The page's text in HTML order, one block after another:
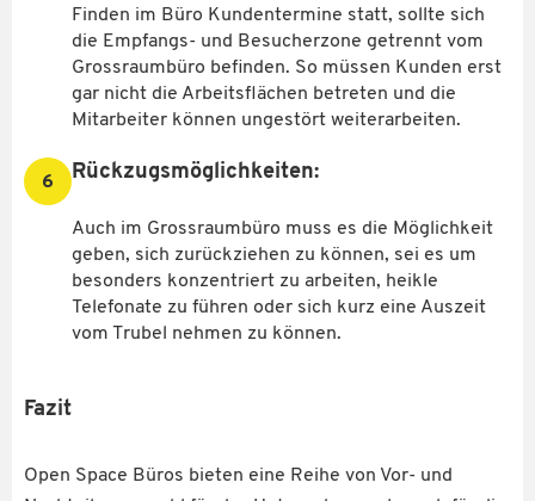
Finden im Büro Kundentermine statt, sollte sich
die Empfangs- und Besucherzone getrennt vom
Grossraumbüro befinden. So müssen Kunden erst
gar nicht die Arbeitsflächen betreten und die
Mitarbeiter können ungestört weiterarbeiten.
6 Rückzugsmöglichkeiten:
Auch im Grossraumbüro muss es die Möglichkeit
geben, sich zurückziehen zu können, sei es um
besonders konzentriert zu arbeiten, heikle
Telefonate zu führen oder sich kurz eine Auszeit
vom Trubel nehmen zu können.
Fazit
Open Space Büros bieten eine Reihe von Vor- und